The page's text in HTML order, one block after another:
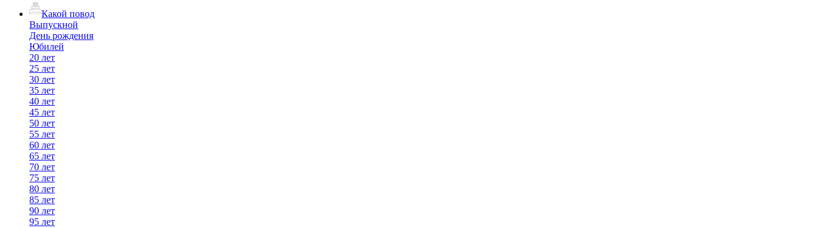
Какой повод
Выпускной
День рождения
Юбилей
20 лет
25 лет
30 лет
35 лет
40 лет
45 лет
50 лет
55 лет
60 лет
65 лет
70 лет
75 лет
80 лет
85 лет
90 лет
95 лет